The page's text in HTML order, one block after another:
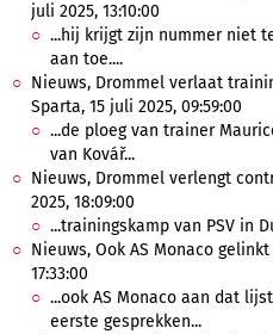
juli 2025, 13:10:00
...hij krijgt zijn nummer niet
aan toe....
Nieuws, Drommel verlaat
Sparta, 15 juli 2025, 09:59:00
...de ploeg van trainer
van Kovář...
Nieuws, Drommel verlengt
2025, 18:09:00
...trainingskamp van PSV in
Nieuws, Ook AS Monaco
17:33:00
...ook AS Monaco aan dat
eerste gesprekken...